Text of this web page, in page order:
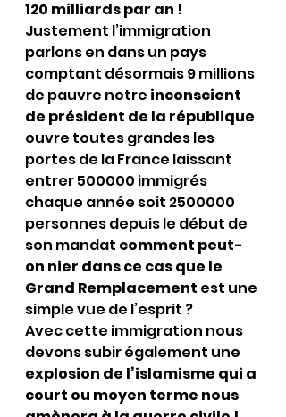
120 milliards par an !
Justement l’immigration
parlons en dans un pays
comptant désormais 9 millions
de pauvre notre inconscient
de président de la république
ouvre toutes grandes les
portes de la France laissant
entrer 500000 immigrés
chaque année soit 2500000
personnes depuis le début de
son mandat comment peut-
on nier dans ce cas que le
Grand Remplacement est une
simple vue de l’esprit ?
Avec cette immigration nous
devons subir également une
explosion de l’islamisme qui a
court ou moyen terme nous